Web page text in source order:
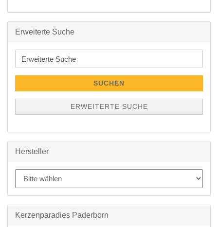
Erweiterte Suche
Suche
SUCHEN
ERWEITERTE SUCHE
Hersteller
Kerzenparadies Paderborn